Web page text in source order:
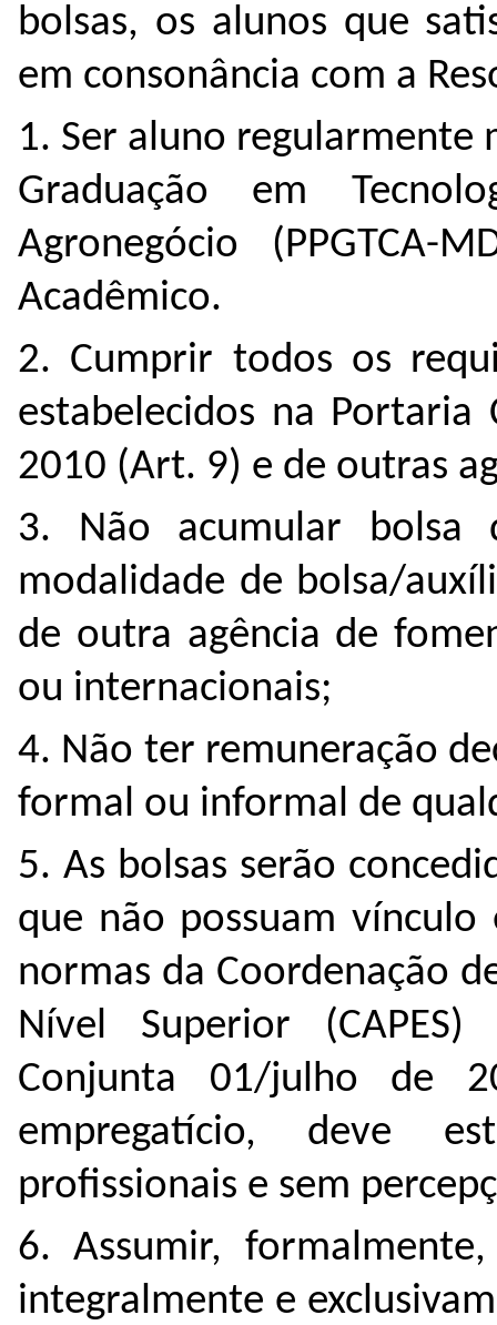
bolsas, os alunos que
em consonância com a
1. Ser aluno regularmente
Graduação em
Agronegócio (PPGTCA-
Acadêmico.
2. Cumprir todos os
estabelecidos na Portaria
2010 (Art. 9) e de outras
3. Não acumular bolsa
modalidade de bolsa/
de outra agência de
ou internacionais;
4. Não ter remuneração
formal ou informal de
5. As bolsas serão
que não possuam
normas da Coordenação
Nível Superior
Conjunta 01/julho de
empregatício, deve
profissionais e sem
6. Assumir,
integralmente e